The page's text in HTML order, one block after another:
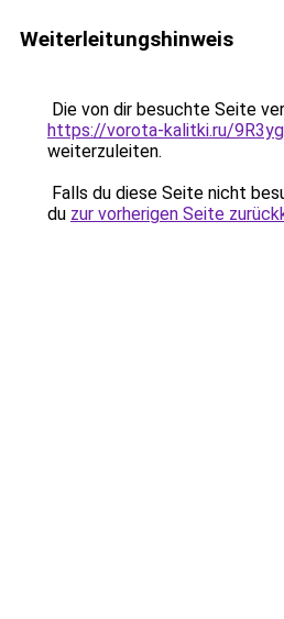
Weiterleitungshinweis
Die von dir besuchte Seite
https://vorota-kalitki.ru/
weiterzuleiten.
Falls du diese Seite nicht
du zur vorherigen Seite